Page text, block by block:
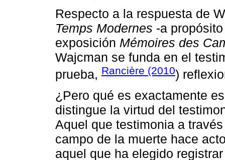
Respecto a la respuesta de
Temps Modernes -a
exposición Mémoires des
Wajcman se funda en el
prueba, Rancière (2010)
¿Pero qué es exactamente
distingue la virtud del
Aquel que testimonia a
campo de la muerte hace
aquel que ha elegido